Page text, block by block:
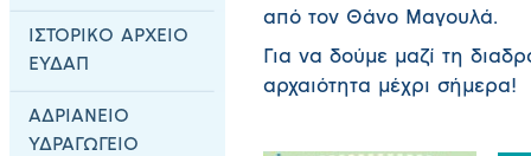
ΙΣΤΟΡΙΚΟ ΑΡΧΕΙΟ
ΕΥΔΑΠ
ΑΔΡΙΑΝΕΙΟ
ΥΔΡΑΓΩΓΕΙΟ
από τον Θάνο Μαγουλά.
Για να δούμε μαζί τη
αρχαιότητα μέχρι σήμερα!